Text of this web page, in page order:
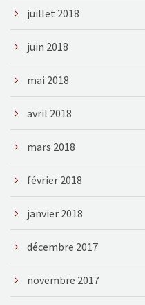
juillet 2018
juin 2018
mai 2018
avril 2018
mars 2018
février 2018
janvier 2018
décembre 2017
novembre 2017